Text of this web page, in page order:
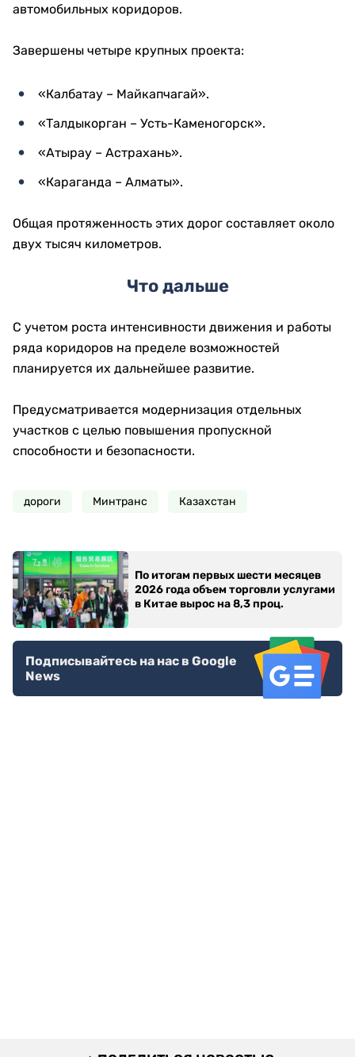
автомобильных коридоров.
Завершены четыре крупных проекта:
«Калбатау – Майкапчагай».
«Талдыкорган – Усть-Каменогорск».
«Атырау – Астрахань».
«Караганда – Алматы».
Общая протяженность этих дорог составляет около
двух тысяч километров.
Что дальше
С учетом роста интенсивности движения и работы
ряда коридоров на пределе возможностей
планируется их дальнейшее развитие.
Предусматривается модернизация отдельных
участков с целью повышения пропускной
способности и безопасности.
дороги Минтранс Казахстан
По итогам первых шести месяцев
2026 года объем торговли услугами
в Китае вырос на 8,3 проц.
Подписывайтесь на нас в Google
News